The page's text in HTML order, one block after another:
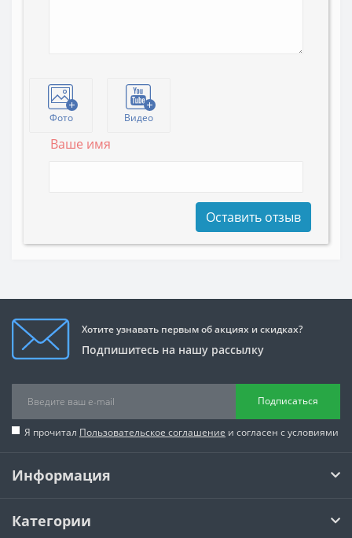
Фото Видео
Ваше имя
Оставить отзыв
Хотите узнавать первым об акциях и скидках?
Подпишитесь на нашу рассылку
Подписаться
Я прочитал Пользовательское соглашение и согласен с условиями
Информация
Категории